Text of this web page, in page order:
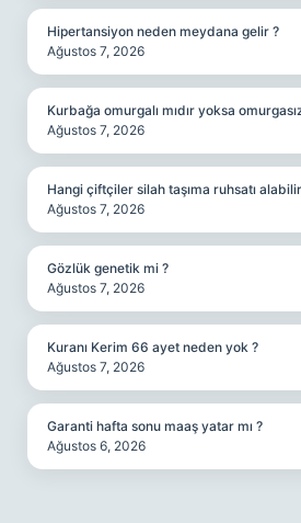
Hipertansiyon neden meydana gelir ?
Ağustos 7, 2026
Kurbağa omurgalı mıdır yoksa
Ağustos 7, 2026
Hangi çiftçiler silah taşıma ruhsatı
Ağustos 7, 2026
Gözlük genetik mi ?
Ağustos 7, 2026
Kuranı Kerim 66 ayet neden yok ?
Ağustos 7, 2026
Garanti hafta sonu maaş yatar mı ?
Ağustos 6, 2026